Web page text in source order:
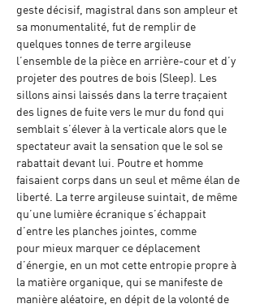
geste décisif, magistral dans son ampleur et
sa monumentalité, fut de remplir de
quelques tonnes de terre argileuse
l’ensemble de la pièce en arrière-cour et d’y
projeter des poutres de bois (Sleep). Les
sillons ainsi laissés dans la terre traçaient
des lignes de fuite vers le mur du fond qui
semblait s’élever à la verticale alors que le
spectateur avait la sensation que le sol se
rabattait devant lui. Poutre et homme
faisaient corps dans un seul et même élan de
liberté. La terre argileuse suintait, de même
qu’une lumière écranique s’échappait
d’entre les planches jointes, comme
pour mieux marquer ce déplacement
d’énergie, en un mot cette entropie propre à
la matière organique, qui se manifeste de
manière aléatoire, en dépit de la volonté de